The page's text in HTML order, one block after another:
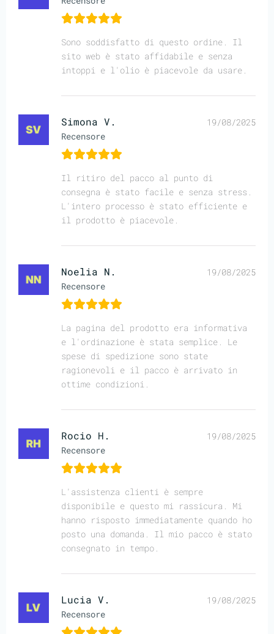
Sono soddisfatto di questo ordine. Il
sito web è stato affidabile e senza
intoppi e l'olio è piacevole da usare.
Simona V.
Recensore
19/08/2025
Il ritiro del pacco al punto di
consegna è stato facile e senza stress.
L'intero processo è stato efficiente e
il prodotto è piacevole.
Noelia N.
Recensore
19/08/2025
La pagina del prodotto era informativa
e l'ordinazione è stata semplice. Le
spese di spedizione sono state
ragionevoli e il pacco è arrivato in
ottime condizioni.
Rocio H.
Recensore
19/08/2025
L'assistenza clienti è sempre
disponibile e questo mi rassicura. Mi
hanno risposto immediatamente quando ho
posto una domanda. Il mio pacco è stato
consegnato in tempo.
Lucia V.
Recensore
19/08/2025